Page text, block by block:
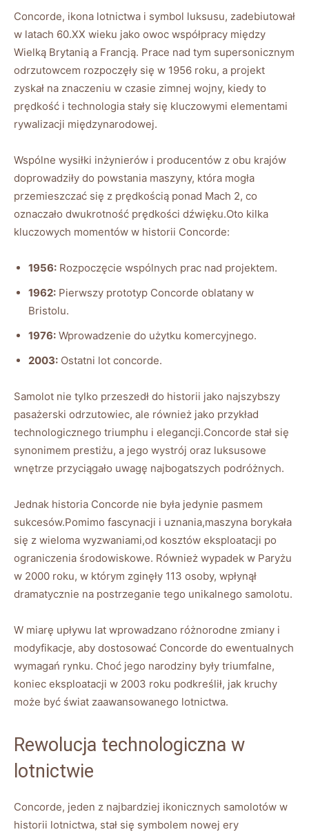
Concorde,‌ ikona ‍lotnictwa i ‍symbol luksusu,‌ zadebiutował
⁢w latach 60.XX wieku⁤ jako owoc współpracy między
Wielką Brytanią a Francją. ‌Prace nad tym supersonicznym
odrzutowcem rozpoczęły ⁢się w 1956 roku,⁢ a projekt
⁣zyskał ‌na⁣ znaczeniu‍ w czasie zimnej wojny, kiedy ⁣to
‌prędkość i technologia stały ⁣się kluczowymi elementami
rywalizacji międzynarodowej.
Wspólne wysiłki inżynierów i producentów z obu krajów
doprowadziły do powstania maszyny, która mogła
przemieszczać się‍ z ​prędkością ‌ponad Mach 2, ‌co
oznaczało ​dwukrotność prędkości dźwięku.Oto kilka
kluczowych ⁢momentów⁢ w historii Concorde:
1956: ‍Rozpoczęcie⁣ wspólnych prac nad projektem.
1962: Pierwszy​ prototyp ‌Concorde oblatany w
Bristolu.
1976: Wprowadzenie do​ użytku komercyjnego.
2003: Ostatni lot concorde.
Samolot ‍nie tylko przeszedł ⁣do historii⁣ jako najszybszy
pasażerski⁢ odrzutowiec, ale również ⁣jako przykład
technologicznego triumphu i​ elegancji.Concorde ​stał⁤ się
synonimem prestiżu, a jego wystrój oraz luksusowe
wnętrze przyciągało ⁤uwagę ⁤najbogatszych podróżnych.
Jednak⁣ historia ⁣Concorde nie była jedynie pasmem
sukcesów.Pomimo⁣ fascynacji ​i uznania,maszyna borykała
się z​ wieloma⁢ wyzwaniami,od kosztów eksploatacji ⁢po
⁢ograniczenia środowiskowe. Również wypadek w​ Paryżu
w 2000 roku, w którym zginęły 113 osoby, wpłynął
dramatycznie ‌na⁤ postrzeganie tego unikalnego samolotu.
W miarę upływu‌ lat wprowadzano różnorodne ‌zmiany i
modyfikacje, aby‌ dostosować Concorde do ewentualnych
wymagań rynku. Choć jego narodziny były triumfalne,⁢
koniec eksploatacji w 2003‍ roku podkreślił, jak⁤ kruchy
‌może być świat zaawansowanego lotnictwa.
Rewolucja technologiczna w
‍lotnictwie
Concorde, jeden z⁣ najbardziej ikonicznych samolotów w
historii lotnictwa, stał się symbolem nowej ery